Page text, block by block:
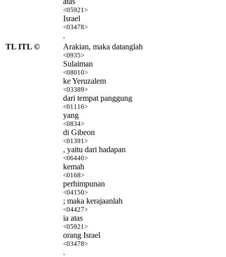
<05921>
Israel
<03478>
.
TL ITL ©
Arakian, maka datanglah
<0935>
Sulaiman
<08010>
ke Yeruzalem
<03389>
dari tempat panggung
<01116>
yang
<0834>
di Gibeon
<01391>
, yaitu dari hadapan
<06440>
kemah
<0168>
perhimpunan
<04150>
; maka kerajaanlah
<04427>
ia atas
<05921>
orang Israel
<03478>
.